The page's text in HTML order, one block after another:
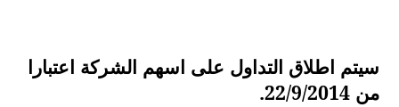
سيتم اطلاق التداول على اسهم الشركة اعتبارا
من 22/9/2014.